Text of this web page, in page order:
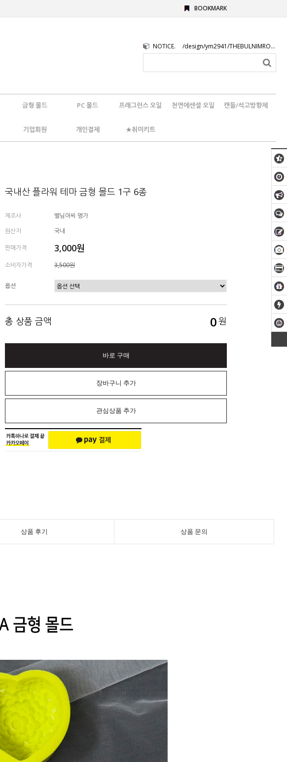
BOOKMARK
NOTICE. /design/ym2941/THEBULNIMROGO.png
금형 몰드 PC 몰드 프래그런스 오일 천연에센셜 오일 캔들/석고방향제
기업회원 개인결제 ★취미키트
국내산 플라워 테마 금형 몰드 1구 6종
제조사
별님아씨 명가
원산지
국내
판매가격
3,000원
소비자가격 3,500원
옵션
총 상품 금액 0원
바로 구매
장바구니 추가
관심상품 추가
상품 후기 상품 문의